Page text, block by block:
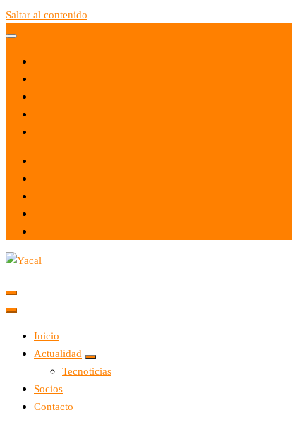
Saltar al contenido
Yacal micro hosting
Inicio
Actualidad
Tecnoticias
Socios
Contacto